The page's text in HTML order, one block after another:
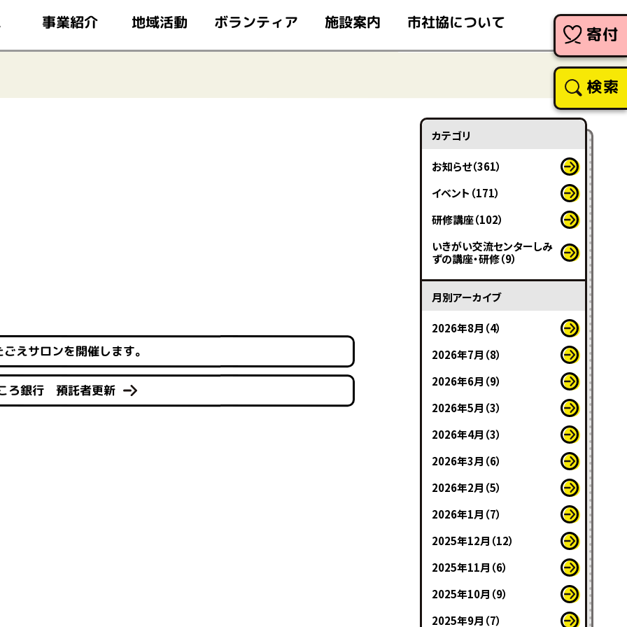
事業紹介 地域活動 ボランティア 施設案内 市社協について
寄付
検索
ごえサロンを開催します。
ろ銀行 預託者更新
カテゴリ
お知らせ（361）
イベント（171）
研修講座（102）
いきがい交流センターしみ
ずの講座・研修（9）
月別アーカイブ
2026年8月（4）
2026年7月（8）
2026年6月（9）
2026年5月（3）
2026年4月（3）
2026年3月（6）
2026年2月（5）
2026年1月（7）
2025年12月（12）
2025年11月（6）
2025年10月（9）
2025年9月（7）